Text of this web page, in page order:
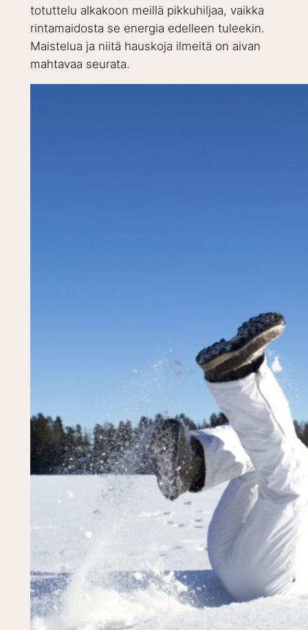
totuttelu alkakoon meillä pikkuhiljaa, vaikka
rintamaidosta se energia edelleen tuleekin.
Maistelua ja niitä hauskoja ilmeitä on aivan
mahtavaa seurata.